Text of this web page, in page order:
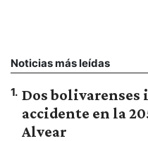
Noticias más leídas
1. Dos bolivarenses
accidente en la
Alvear